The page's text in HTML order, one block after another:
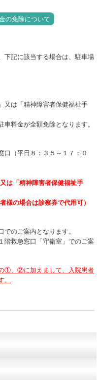
の免除について
下記に該当する場合は、駐車場
は「精神障害者保健福祉手
料金が全額免除となります。
口（平日８：３５～１７：０
は「精神障害者保健福祉手
の場合は診察券で代用可）
のご案内となります。
階救急窓口「守衛室」でのご案
①、②に加えまして、入院患者